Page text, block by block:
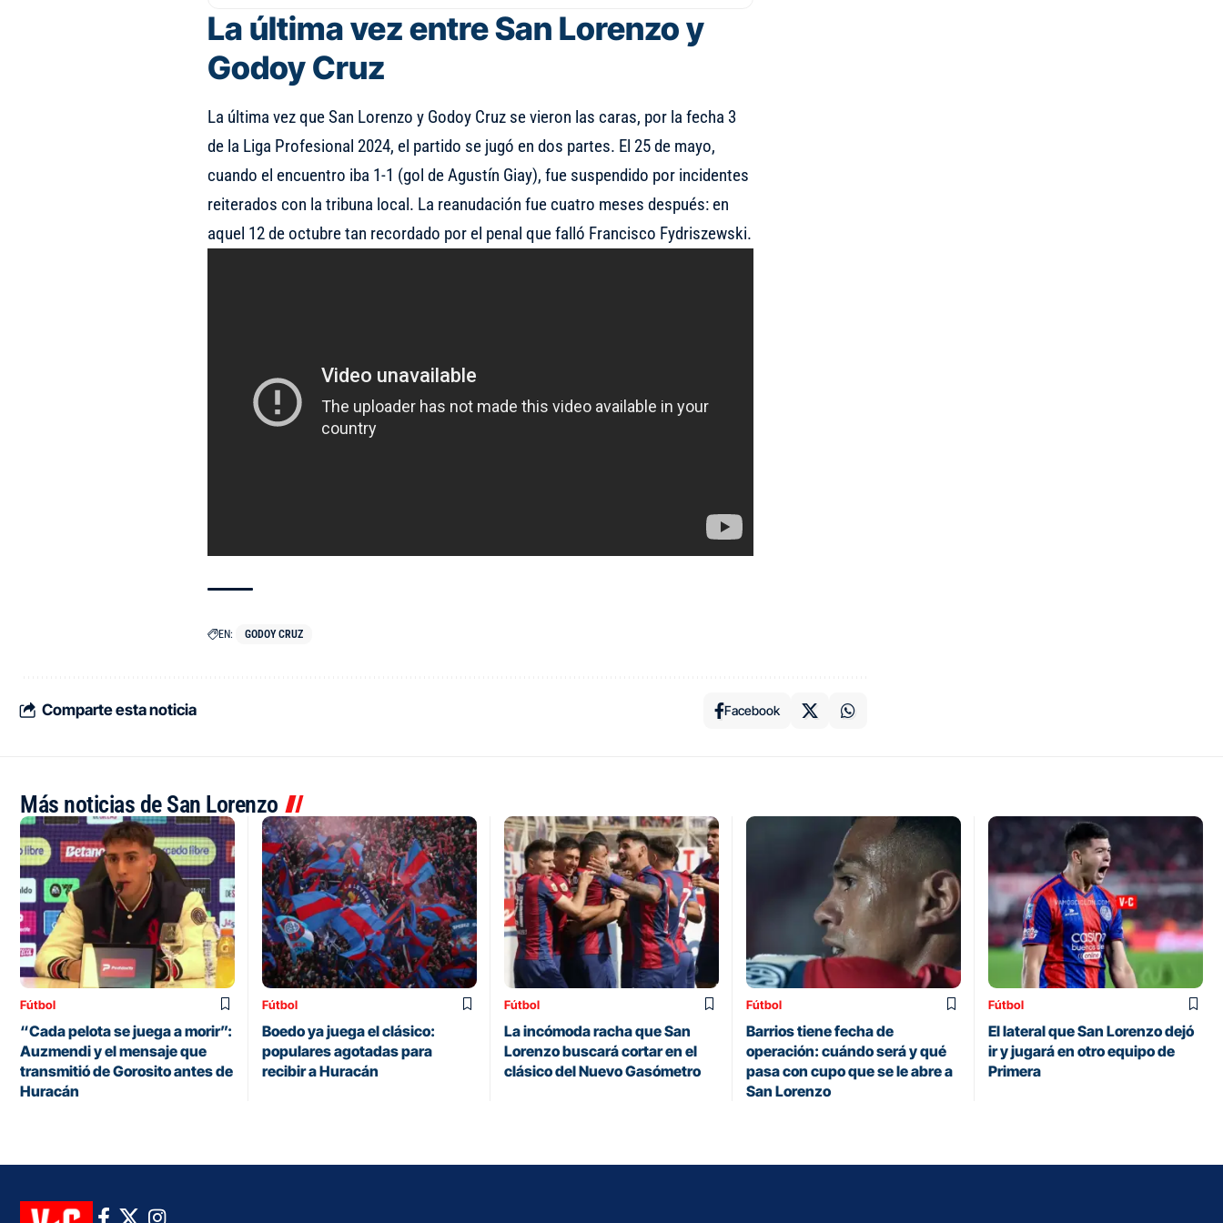
La última vez entre San Lorenzo y
Godoy Cruz
La última vez que San Lorenzo y Godoy Cruz se vieron las caras, por la fecha 3
de la Liga Profesional 2024, el partido se jugó en dos partes. El 25 de mayo,
cuando el encuentro iba 1-1 (gol de Agustín Giay), fue suspendido por incidentes
reiterados con la tribuna local. La reanudación fue cuatro meses después: en
aquel 12 de octubre tan recordado por el penal que falló Francisco Fydriszewski.
EN: GODOY CRUZ
Comparte esta noticia Facebook
Más noticias de San Lorenzo
Fútbol
“Cada pelota se juega a morir”:
Auzmendi y el mensaje que
transmitió de Gorosito antes de
Huracán
Fútbol
Boedo ya juega el clásico:
populares agotadas para
recibir a Huracán
Fútbol
La incómoda racha que San
Lorenzo buscará cortar en el
clásico del Nuevo Gasómetro
Fútbol
Barrios tiene fecha de
operación: cuándo será y qué
pasa con cupo que se le abre a
San Lorenzo
Fútbol
El lateral que San Lorenzo dejó
ir y jugará en otro equipo de
Primera